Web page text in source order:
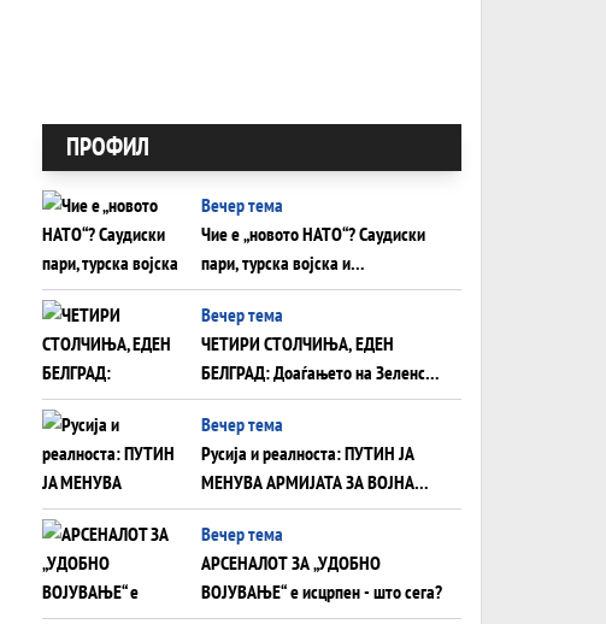
ПРОФИЛ
Вечер тема
Чие е „новото НАТО“? Саудиски
пари, турска војска и
пакистанска бомба во служба на
Америка - или ќе стане сувишна?
Вечер тема
ЧЕТИРИ СТОЛЧИЊА, ЕДЕН
БЕЛГРАД: Доаѓањето на Зеленски
ги открива тајните на политиката
на балансирање на Вучиќ
Вечер тема
Русија и реалноста: ПУТИН ЈА
МЕНУВА АРМИЈАТА ЗА ВОЈНА
ШТО ОСТАНУВА БЕЗ ФРОНТ
Вечер тема
АРСЕНАЛОТ ЗА „УДОБНО
ВОЈУВАЊЕ“ е исцрпен - што сега?